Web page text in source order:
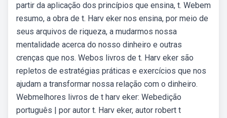
partir da aplicação dos princípios que ensina, t. Webem
resumo, a obra de t. Harv eker nos ensina, por meio de
seus arquivos de riqueza, a mudarmos nossa
mentalidade acerca do nosso dinheiro e outras
crenças que nos. Webos livros de t. Harv eker são
repletos de estratégias práticas e exercícios que nos
ajudam a transformar nossa relação com o dinheiro.
Webmelhores livros de t harv eker: Webedição
português | por autor t. Harv eker, autor robert t